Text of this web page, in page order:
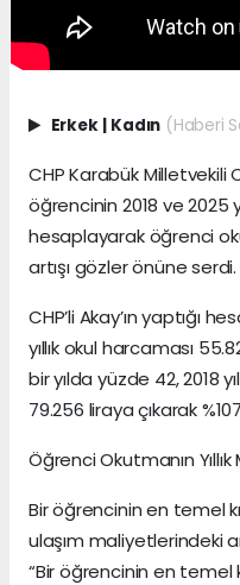
Erkek | Kadın (Haberi
CHP Karabük Milletvekili
öğrencinin 2018 ve 2025
hesaplayarak öğrenci
artışı gözler önüne serdi.
CHP’li Akay’ın yaptığı
yıllık okul harcaması
bir yılda yüzde 42, 2018
79.256 liraya çıkarak
Öğrenci Okutmanın
Bir öğrencinin en temel
ulaşım maliyetlerindeki
“Bir öğrencinin en temel